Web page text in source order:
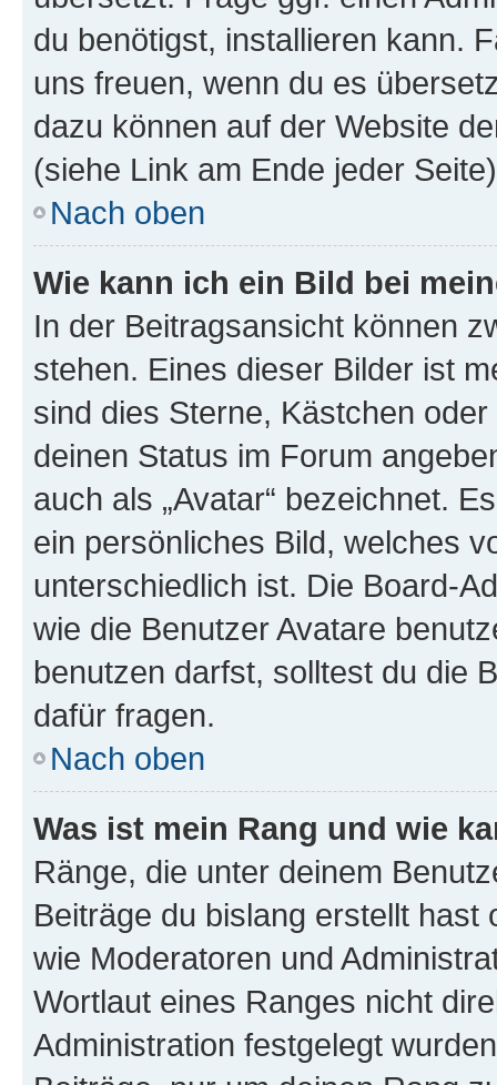
du benötigst, installieren kann.
uns freuen, wenn du es
dazu können auf der Website
(siehe Link am Ende jeder
Nach oben
Wie kann ich ein Bild bei
In der Beitragsansicht können
stehen. Eines dieser Bilder ist
sind dies Sterne, Kästchen
deinen Status im Forum
auch als „Avatar“ bezeichnet.
ein persönliches Bild, welches
unterschiedlich ist. Die Board-
wie die Benutzer Avatare
benutzen darfst, solltest du die
dafür fragen.
Nach oben
Was ist mein Rang und wie
Ränge, die unter deinem
Beiträge du bislang erstellt
wie Moderatoren und
Wortlaut eines Ranges nicht
Administration festgelegt